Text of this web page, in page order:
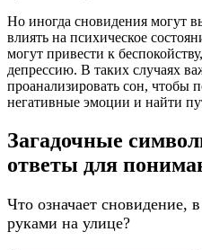
Но иногда сновидения могут
влиять на психическое
могут привести к
депрессию. В таких случаях
проанализировать сон, чтобы
негативные эмоции и найти
Загадочные
ответы для
Что означает сновидение,
руками на улице?